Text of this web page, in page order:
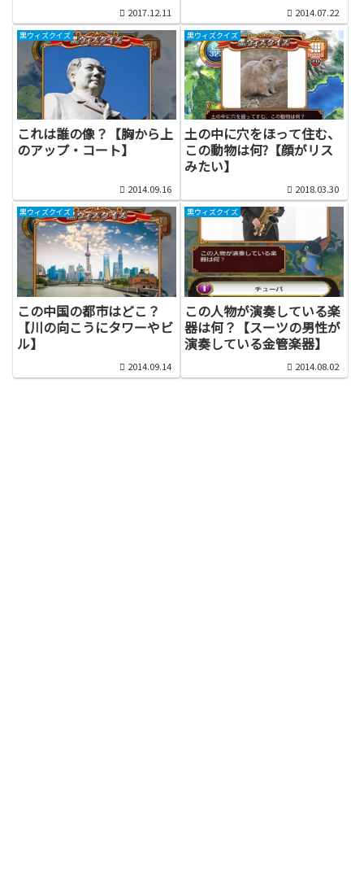
2017.12.11 2014.07.22
黒ウィズクイズ
これは誰の像？【胸から上
のアップ・コート】
2014.09.16
黒ウィズクイズ
土の中に穴をほって住む、
この動物は何?【顔がリス
みたい】
2018.03.30
黒ウィズクイズ
この中国の都市はどこ？
【川の向こうにタワーやビ
ル】
2014.09.14
黒ウィズクイズ
この人物が演奏している楽
器は何？【スーツの男性が
演奏している金管楽器】
2014.08.02